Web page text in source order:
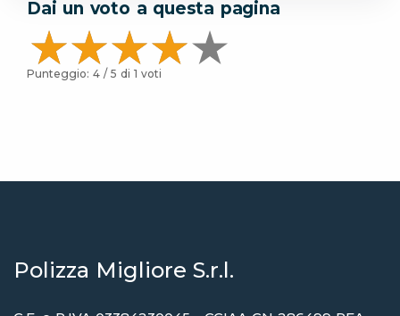
Dai un voto a questa pagina
Punteggio: 4 / 5 di 1 voti
Polizza Migliore S.r.l.